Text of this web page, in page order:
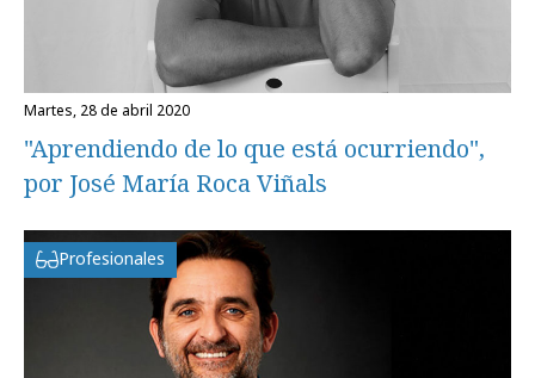
martes, 28 de abril 2020
"Aprendiendo de lo que está ocurriendo",
por José María Roca Viñals
Profesionales